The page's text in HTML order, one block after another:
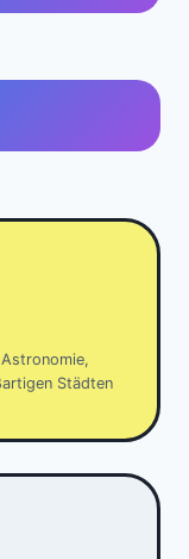
Städten